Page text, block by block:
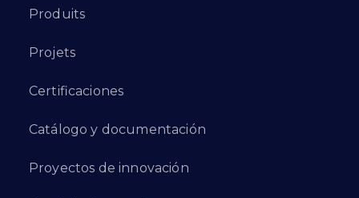
Produits
Projets
Certificaciones
Catálogo y documentación
Proyectos de innovación